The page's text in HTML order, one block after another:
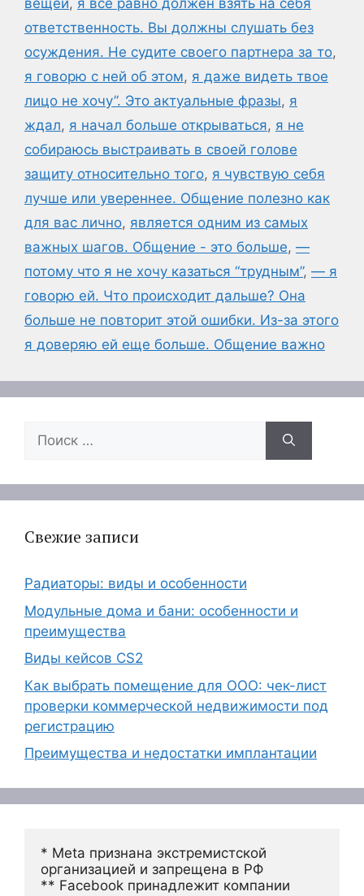
вещей, я все равно должен взять на себя
ответственность. Вы должны слушать без
осуждения. Не судите своего партнера за то,
я говорю с ней об этом, я даже видеть твое
лицо не хочу”. Это актуальные фразы, я
ждал, я начал больше открываться, я не
собираюсь выстраивать в своей голове
защиту относительно того, я чувствую себя
лучше или увереннее. Общение полезно как
для вас лично, является одним из самых
важных шагов. Общение - это больше, —
потому что я не хочу казаться “трудным”, — я
говорю ей. Что происходит дальше? Она
больше не повторит этой ошибки. Из-за этого
я доверяю ей еще больше. Общение важно
Поиск:
Свежие записи
Радиаторы: виды и особенности
Модульные дома и бани: особенности и
преимущества
Виды кейсов CS2
Как выбрать помещение для ООО: чек-лист
проверки коммерческой недвижимости под
регистрацию
Преимущества и недостатки имплантации
* Meta признана экстремистской
организацией и запрещена в РФ
** Facebook принадлежит компании